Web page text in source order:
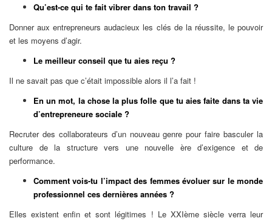
Qu’est-ce qui te fait vibrer dans ton travail ?
Donner aux entrepreneurs audacieux les clés de la réussite, le pouvoir
et les moyens d’agir.
Le meilleur conseil que tu aies reçu ?
Il ne savait pas que c’était impossible alors il l’a fait !
En un mot, la chose la plus folle que tu aies faite dans ta vie
d’entrepreneure sociale ?
Recruter des collaborateurs d’un nouveau genre pour faire basculer la
culture de la structure vers une nouvelle ère d’exigence et de
performance.
Comment vois-tu l’impact des femmes évoluer sur le monde
professionnel ces dernières années ?
Elles existent enfin et sont légitimes ! Le XXIème siècle verra leur